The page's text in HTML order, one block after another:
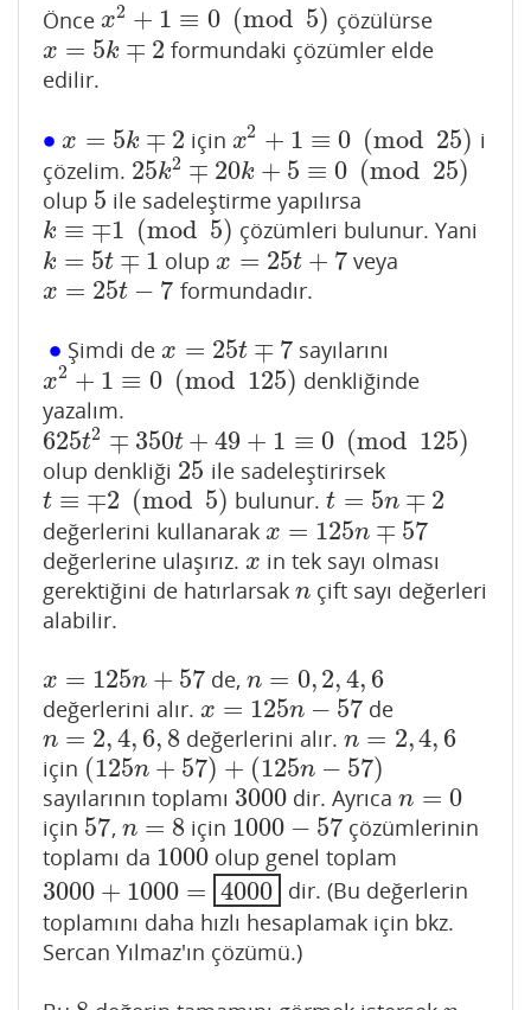
Önce x2 + 1 ≡ 0 (mod 5)
x2+1≡ 0 mod 5) çözülürse
x = 5k ∓ 2
x= 5k ∓2
formundaki çözümler elde
edilir.
∙
∙ x = 5k ∓ 2
x= 5k ∓2 için x2 + 1 ≡ 0 (mod 25)
x2+1≡ 0 mod 25)
i
çözelim. 25k2 ∓ 20k + 5 ≡ 0 (mod 25)
25k2∓20k+5≡0( mod 25
olup 5
5 ile sadeleştirme yapılırsa
k ≡ ∓1 (mod 5)
k≡∓ 1(mod5) çözümleri bulunur. Yani
k = 5t ∓ 1
k= 5t ∓1 olupx = 25t + 7
x= 25 t+7 veya
x = 25t − 7
x= 25 t−7 formundadır.
∙
∙ Şimdi dex = 25t ∓ 7
x= 25 t∓7 sayılarını
x2 + 1 ≡ 0 (mod 125)
x2+1≡ 0 mod 125)
denkliğinde
yazalım.
625t2 ∓ 350t + 49 + 1 ≡ 0 (mod 125)
625t2∓350t+49+1≡0 mod 125)
olup denkliği 25
25 ile sadeleştirirsek
t ≡ ∓2 (mod 5)
t≡∓ 2(mod5) bulunur.t = 5n ∓ 2
t=5n ∓2
değerlerini kullanarak x = 125n ∓ 57
x= 125n∓57
değerlerine ulaşırız. x
x in tek sayı olması
gerektiğini de hatırlarsak n
nçift sayı değerleri
alabilir.
x = 125n + 57
x= 125n+57 de,n = 0,2,4, 6
n=0, 2,4 6
değerlerini alır. x = 125n − 57
x= 125n−57 de
n = 2,4, 6, 8
n=2, 4,6 8 değerlerini alır.n = 2,4, 6
n=2, 4,6
için (125n + 57) + (125n − 57)
(125n+ 57 +(125n −57)
sayılarının toplamı 3000
3000 dir. Ayrıcan = 0
n=0
için 57
57, n = 8
n=8 için 1000 − 57
1000− 57
çözümlerinin
toplamı da 1000
1000 olup genel toplam
3000 + 1000 = 4000
3000+ 1000=4000
dir. (Bu değerlerin
toplamını daha hızlı hesaplamak için bkz.
Sercan Yılmaz'ın çözümü.)